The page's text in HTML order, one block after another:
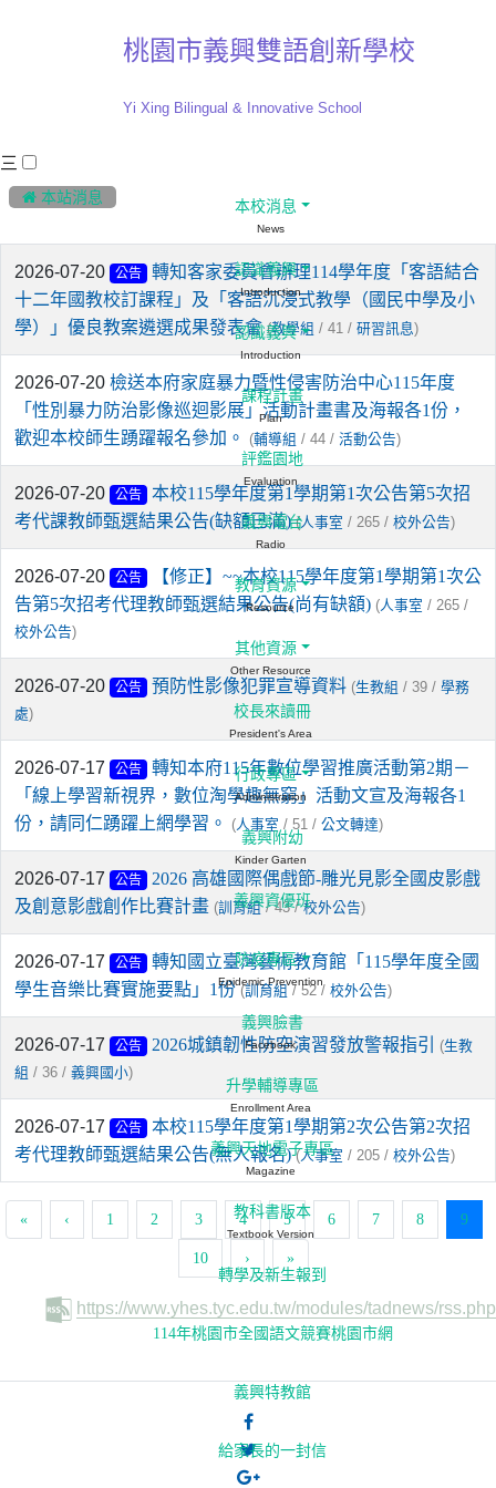
:::
 本站消息
2026-07-20 公告
轉知客家委員會辦理114學年度「客語結合
十二年國教校訂課程」及「客語沉浸式教學（國民中學及小
學）」優良教案遴選成果發表會 (教學組 / 41 / 研習訊息)
2026-07-20 檢送本府家庭暴力暨性侵害防治中心115年度
「性別暴力防治影像巡迴影展」活動計畫書及海報各1份，
歡迎本校師生踴躍報名參加。
(輔導組 / 44 / 活動公告)
2026-07-20 公告
本校115學年度第1學期第1次公告第5次招
考代課教師甄選結果公告(缺額已滿) (人事室 / 265 / 校外公告)
2026-07-20 公告
【修正】~~本校115學年度第1學期第1次公
告第5次招考代理教師甄選結果公告(尚有缺額) (人事室 / 265 /
校外公告)
2026-07-20 公告 預防性影像犯罪宣導資料 (生教組 / 39 / 學務
處)
2026-07-17 公告
轉知本府115年數位學習推廣活動第2期－
「線上學習新視界，數位淘學趣無窮」活動文宣及海報各1
份，請同仁踴躍上網學習。
(人事室 / 51 / 公文轉達)
2026-07-17 公告
2026 高雄國際偶戲節-雕光見影全國皮影戲
及創意影戲創作比賽計畫 (訓育組/ 43 /校外公告)
2026-07-17 公告
轉知國立臺灣藝術教育館「115學年度全國
學生音樂比賽實施要點」1份 (訓育組/ 52 / 校外公告)
2026-07-17 公告 2026城鎮韌性防空演習發放警報指引 (生教
組 / 36 / 義興國小)
2026-07-17 公告
本校115學年度第1學期第2次公告第2次招
考代理教師甄選結果公告(無人報名) (人事室 / 205 / 校外公告)
« ‹ 1 2 3 4 5 6 7 8 9
10 › »
https://www.yhes.tyc.edu.tw/modules/tadnews/rss.php
桃園市義興雙語創新學校
Yi Xing Bilingual & Innovative School
三
本校消息
News
認識義興
Introduction
認識義興
Introduction
課程計畫
Plan
評鑑園地
Evaluation
義興電台
Radio
教育資源
Resource
其他資源
Other Resource
校長來讀冊
President's Area
行政專區
Administration
義興附幼
Kinder Garten
義興資優班
防疫專區
Epidemic Prevention
義興臉書
Facebook
升學輔導專區
Enrollment Area
義興天地電子專區
Magazine
教科書版本
Textbook Version
轉學及新生報到
114年桃園市全國語文競賽桃園市網
義興特教館
給家長的一封信